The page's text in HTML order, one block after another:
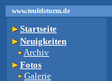
www.teufelsturm.de
Startseite
Neuigkeiten
Archiv
Fotos
Galerie